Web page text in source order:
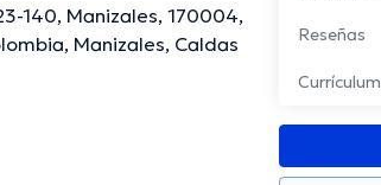
Reseñas
Currículum
140, Manizales, 170004,
Manizales, Caldas